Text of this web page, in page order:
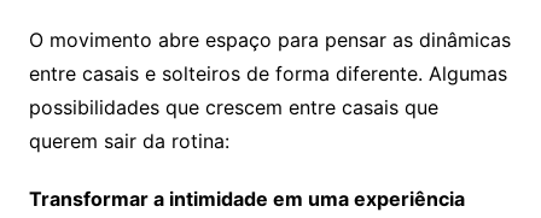
O movimento abre espaço para pensar as dinâmicas
entre casais e solteiros de forma diferente. Algumas
possibilidades que crescem entre casais que
querem sair da rotina:
Transformar a intimidade em uma experiência